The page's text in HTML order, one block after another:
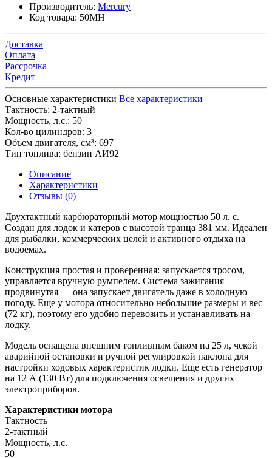
Производитель: Mercury
Код товара: 50MH
Доставка
Оплата
Рассрочка
Кредит
Основные характеристики Все характеристики
Тактность: 2-тактный
Мощность, л.с.: 50
Кол-во цилиндров: 3
Объем двигателя, см³: 697
Тип топлива: бензин АИ92
Описание
Характеристики
Отзывы (0)
Двухтактный карбюраторный мотор мощностью 50 л. с.
Создан для лодок и катеров с высотой транца 381 мм. Идеален
для рыбалки, коммерческих целей и активного отдыха на
водоемах.
Конструкция простая и проверенная: запускается тросом,
управляется вручную румпелем. Система зажигания
продвинутая — она запускает двигатель даже в холодную
погоду. Еще у мотора относительно небольшие размеры и вес
(72 кг), поэтому его удобно перевозить и устанавливать на
лодку.
Модель оснащена внешним топливным баком на 25 л, чекой
аварийной остановки и ручной регулировкой наклона для
настройки ходовых характеристик лодки. Еще есть генератор
на 12 А (130 Вт) для подключения освещения и других
электроприборов.
Характеристики мотора
Тактность
2-тактный
Мощность, л.с.
50